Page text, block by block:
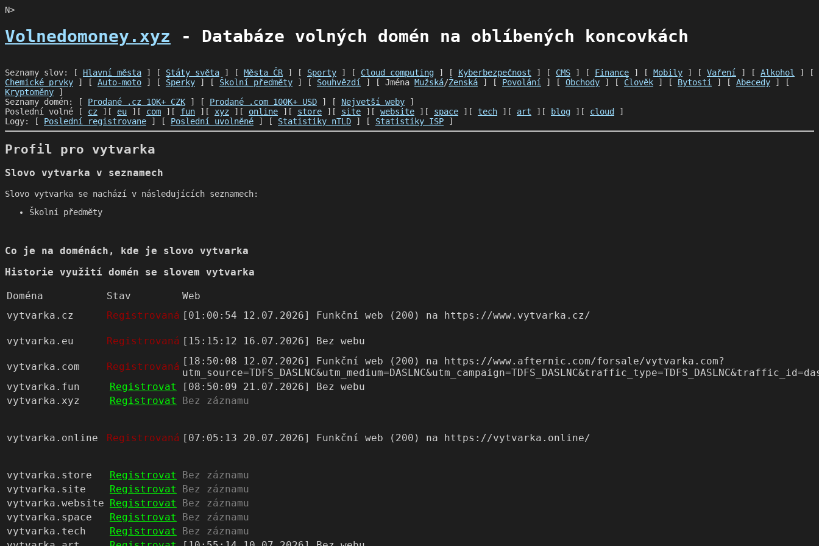
N>
Volnedomoney.xyz - Databáze volných domén na oblíbených koncovkách
Seznamy slov: [ Hlavní města ] [ Státy světa ] [ Města ČR ] [ Sporty ] [ Cloud computing ] [ Kyberbezpečnost ] [ CMS ] [ Finance ] [ Mobily ] [ Vaření ] [ Alkohol
] [
Chemické prvky ] [ Auto-moto ] [ Šperky ] [ Školní předměty ] [ Souhvězdí ] [ Jména Mužská/Ženská ] [ Povolání ] [ Obchody ] [ Člověk ] [ Bytosti ] [ Abecedy ] [
Kryptoměny ]
Seznamy domén: [ Prodané .cz 10K+ CZK ] [ Prodané .com 100K+ USD ] [ Nejvetší weby ]
Poslední volné [ cz ][ eu ][ com ][ fun ][ xyz ][ online ][ store ][ site ][ website ][ space ][ tech ][ art ][ blog ][ cloud ]
Logy: [ Poslední registrovane ] [ Poslední uvolněné ] [ Statistiky nTLD ] [ Statistiky ISP ]
Profil pro vytvarka
Slovo vytvarka v seznamech
Slovo vytvarka se nachází v následujících seznamech:
Školní předměty
Co je na doménách, kde je slovo vytvarka
Historie využití domén se slovem vytvarka
Doména Stav
Web
vytvarka.cz
Registrovaná [01:00:54 12.07.2026] Funkční web (200) na https://www.vytvarka.cz/
vytvarka.eu Registrovaná [15:15:12 16.07.2026] Bez webu
vytvarka.com Registrovaná [18:50:08 12.07.2026] Funkční web (200) na https://www.afternic.com/forsale/vytvarka.com?
vytvarka.fun
Registrovat
[08:50:09 21.07.2026] Bez webu
vytvarka.xyz
Registrovat Bez záznamu
vytvarka.online Registrovaná [07:05:13 20.07.2026] Funkční web (200) na https://vytvarka.online/
vytvarka.store Registrovat
Bez záznamu
vytvarka.site
Registrovat
Bez záznamu
vytvarka.website Registrovat
Bez záznamu
vytvarka.space
Registrovat
Bez záznamu
vytvarka.tech
Registrovat
Bez záznamu